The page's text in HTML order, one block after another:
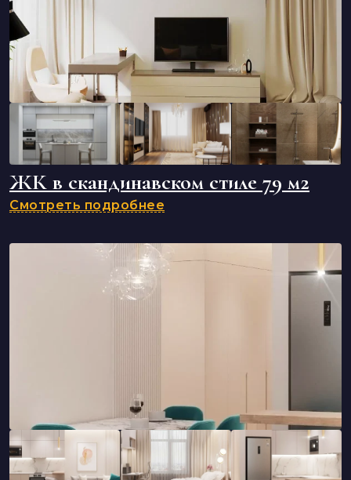
ЖК в скандинавском стиле 79 м2
Смотреть подробнее